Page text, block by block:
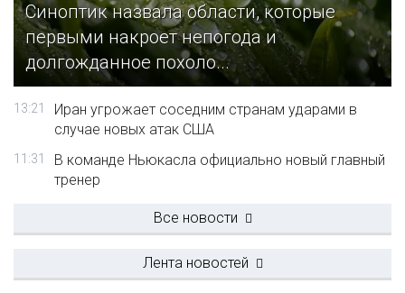
Синоптик назвала области, которые
первыми накроет непогода и
долгожданное похоло...
13:21
Иран угрожает соседним странам ударами в
случае новых атак США
11:31
В команде Ньюкасла официально новый главный
тренер
Все новости
Лента новостей